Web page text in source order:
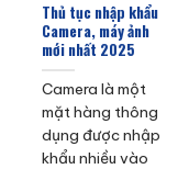
Thủ tục nhập khẩu
Camera, máy ảnh
mới nhất 2025
Camera là một
mặt hàng thông
dụng được nhập
khẩu nhiều vào